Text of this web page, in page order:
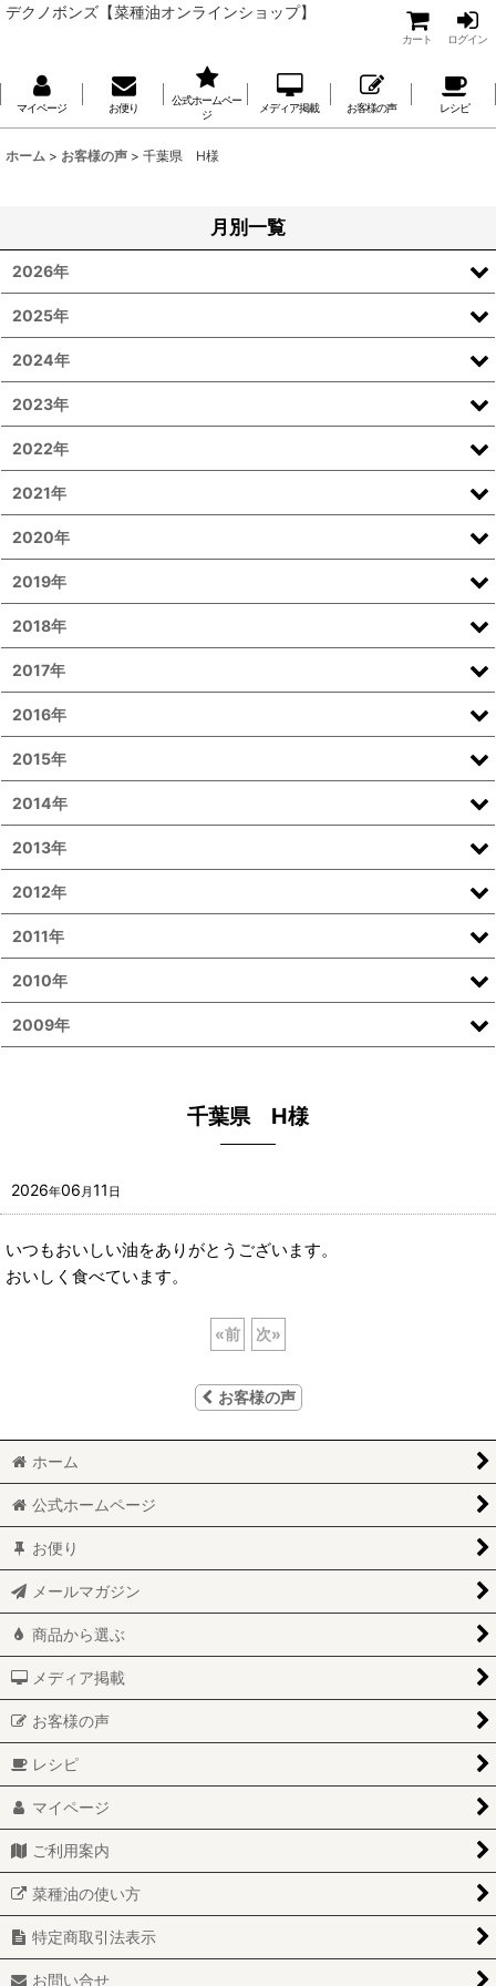
デクノボンズ【菜種油オンラインショップ】
カート ログイン
マイページ お便り
公式ホームペー
ジ
メディア掲載 お客様の声 レシピ
ホーム > お客様の声 > 千葉県 H様
千葉県 H様
2026年06 月11 日
いつもおいしい油をありがとうございます。
おいしく食べています。
«前 次»
お客様の声
月別一覧
2026年
2025年
2024年
2023年
2022年
2021年
2020年
2019年
2018年
2017年
2016年
2015年
2014年
2013年
2012年
2011年
2010年
2009年
ホーム
公式ホームページ
お便り
メールマガジン
商品から選ぶ
メディア掲載
お客様の声
レシピ
マイページ
ご利用案内
菜種油の使い方
特定商取引法表示
お問い合せ